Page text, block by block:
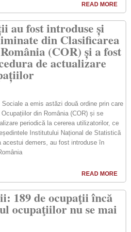
READ MORE
au fost introduse și
din Clasificarea
(COR) și a fost
de actualizare
a emis astăzi două ordine prin care
din România (COR) și se
periodică la cererea utilizatorilor, ce
Institutului Național de Statistică
acestui demers, au fost introduse în
READ MORE
189 de ocupaţii încă
ocupaţiilor nu se mai